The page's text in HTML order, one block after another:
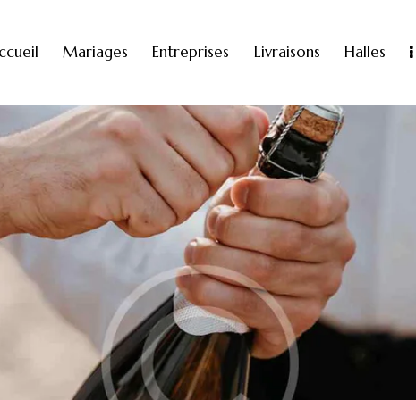
Mariages Entreprises Livraisons Halles